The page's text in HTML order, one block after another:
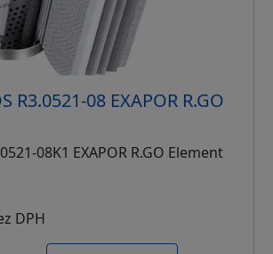
R3.0521-08 EXAPOR R.GO
08K1 EXAPOR R.GO Element
DPH